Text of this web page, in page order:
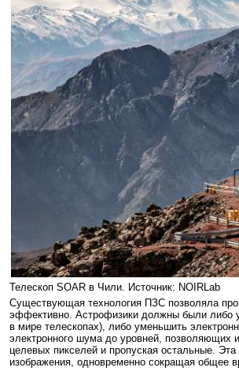
Телескоп SOAR в Чили. Источник: NOIRLab
Существующая технология ПЗС позволяла
эффективно. Астрофизики должны были либо
в мире телескопах), либо уменьшить
электронного шума до уровней, позволяющих
целевых пикселей и пропуская остальные.
изображения, одновременно сокращая общее